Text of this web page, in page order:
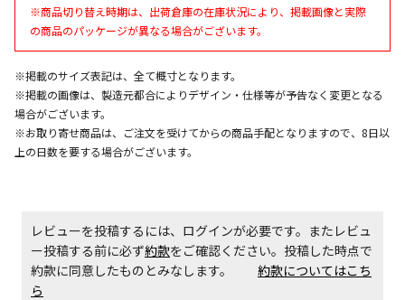
※商品切り替え時期は、出荷倉庫の在庫状況により、掲載画像と実際
の商品のパッケージが異なる場合がございます。
※掲載のサイズ表記は、全て概寸となります。
※掲載の画像は、製造元都合によりデザイン・仕様等が予告なく変更となる
場合がございます。
※お取り寄せ商品は、ご注文を受けてからの商品手配となりますので、8日以
上の日数を要する場合がございます。
レビューを投稿するには、ログインが必要です。またレビュ
ー投稿する前に必ず約款をご確認ください。投稿した時点で
約款に同意したものとみなします。 約款についてはこち
ら